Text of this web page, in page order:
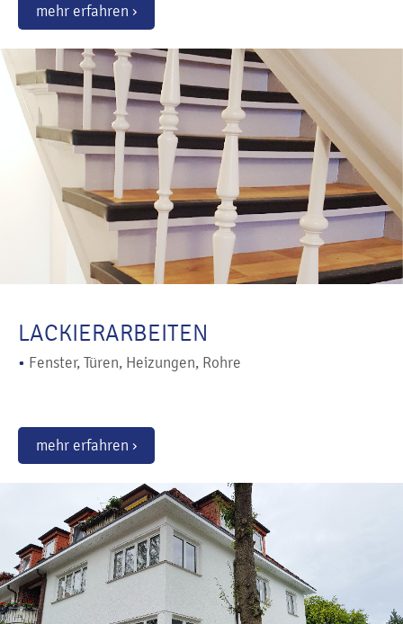
mehr erfahren ›
LACKIERARBEITEN
• Fenster, Türen, Heizungen, Rohre
mehr erfahren ›